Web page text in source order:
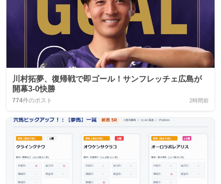
川村拓夢、復帰戦で即ゴール！サンフレッチェ広島が
開幕3-0快勝
774件のポスト 2時間前